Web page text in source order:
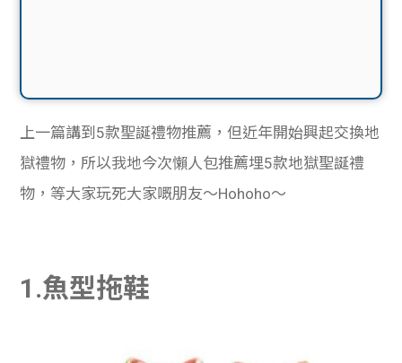
上一篇講到5款聖誕禮物推薦，但近年開始興起交換地
獄禮物，所以我地今次懶人包推薦埋5款地獄聖誕禮
物，等大家玩死大家嘅朋友～Hohoho～
1.魚型拖鞋